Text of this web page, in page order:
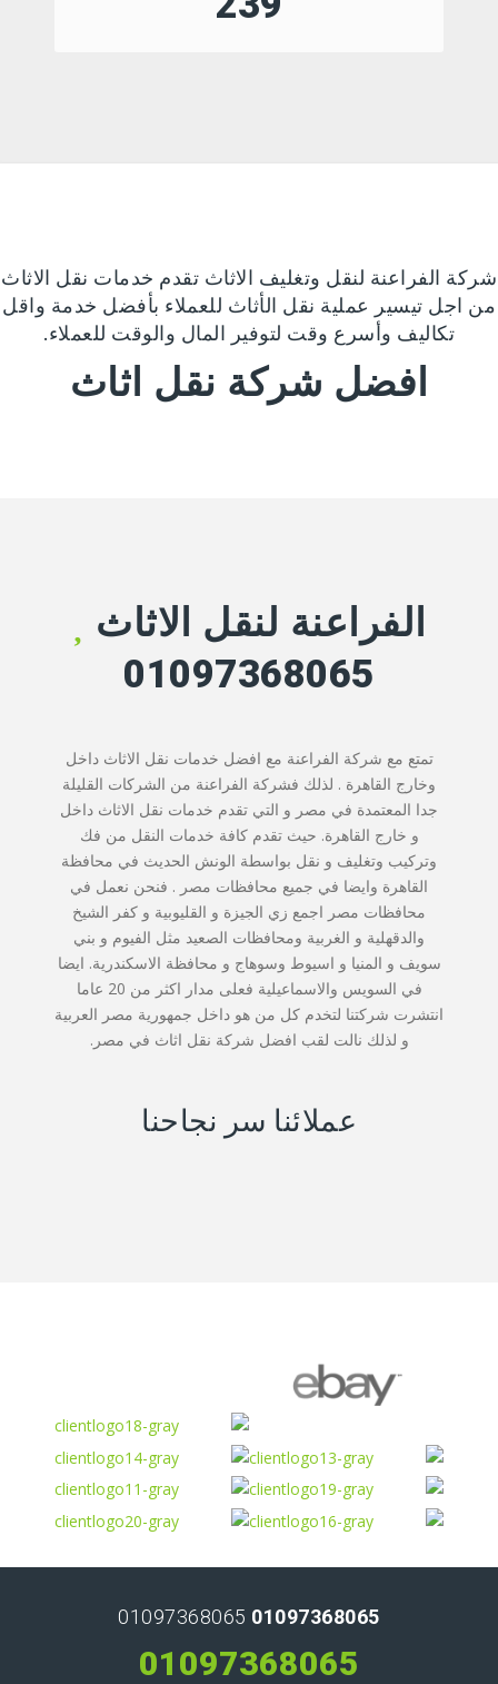
شركة الفراعنة لنقل وتغليف الاثاث تقدم خدمات نقل الاثاث
من اجل تيسير عملية نقل الأثاث للعملاء بأفضل خدمة واقل
تكاليف وأسرع وقت لتوفير المال والوقت للعملاء.
افضل شركة نقل اثاث
الفراعنة لنقل الاثاث
01097368065
تمتع مع شركة الفراعنة مع افضل خدمات نقل الاثاث داخل
وخارج القاهرة . لذلك فشركة الفراعنة من الشركات القليلة
جدا المعتمدة في مصر و التي تقدم خدمات نقل الاثاث داخل
و خارج القاهرة. حيث تقدم كافة خدمات النقل من فك
وتركيب وتغليف و نقل بواسطة الونش الحديث في محافظة
القاهرة وايضا في جميع محافظات مصر . فنحن نعمل في
محافظات مصر اجمع زي الجيزة و القليوبية و كفر الشيخ
والدقهلية و الغربية ومحافظات الصعيد مثل الفيوم و بني
سويف و المنيا و اسيوط وسوهاج و محافظة الاسكندرية. ايضا
في السويس والاسماعيلية فعلى مدار اكثر من 20 عاما
انتشرت شركتنا لتخدم كل من هو داخل جمهورية مصر العربية
و لذلك نالت لقب افضل شركة نقل اثاث في مصر.
عملائنا سر نجاحنا
01097368065
01097368065